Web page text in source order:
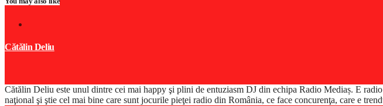
Cătălin Deliu
Cătălin Deliu este unul dintre cei mai happy şi plini de entuziasm DJ din echipa Radio Mediaș. E
naţional şi ştie cel mai bine care sunt jocurile pieţei radio din România, ce face concurenţa, care e